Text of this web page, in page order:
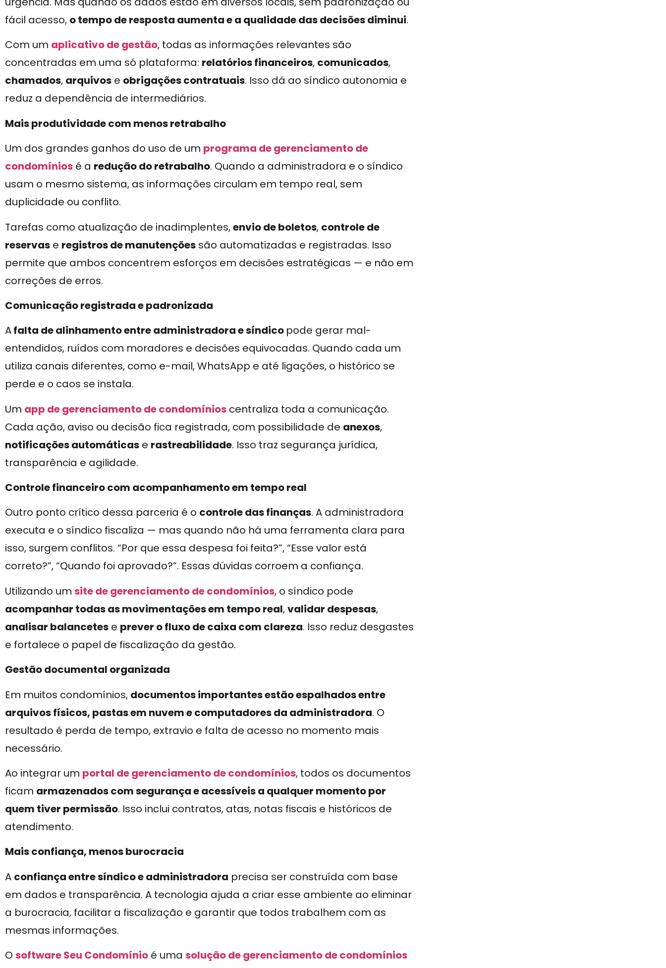
fácil acesso, o tempo de resposta aumenta e a qualidade das decisões diminui.
Com um aplicativo de gestão, todas as informações relevantes são
concentradas em uma só plataforma: relatórios financeiros, comunicados,
chamados, arquivos e obrigações contratuais. Isso dá ao síndico autonomia e
reduz a dependência de intermediários.
Mais produtividade com menos retrabalho
Um dos grandes ganhos do uso de um programa de gerenciamento de
condomínios é a redução do retrabalho. Quando a administradora e o síndico
usam o mesmo sistema, as informações circulam em tempo real, sem
duplicidade ou conflito.
Tarefas como atualização de inadimplentes,envio de boletos, controle de
reservas e registros de manutenções são automatizadas e registradas. Isso
permite que ambos concentrem esforços em decisões estratégicas — e não em
correções de erros.
Comunicação registrada e padronizada
Afalta de alinhamento entre administradora e síndico pode gerar mal-
entendidos, ruídos com moradores e decisões equivocadas. Quando cada um
utiliza canais diferentes, como e-mail, WhatsApp e até ligações, o histórico se
perde e o caos se instala.
Um app de gerenciamento de condomínios centraliza toda a comunicação.
Cada ação, aviso ou decisão fica registrada, com possibilidade de anexos,
notificações automáticas e rastreabilidade. Isso traz segurança jurídica,
transparência e agilidade.
Controle financeiro com acompanhamento em tempo real
Outro ponto crítico dessa parceria é o controle das finanças. A administradora
executa e o síndico fiscaliza — mas quando não há uma ferramenta clara para
isso, surgem conflitos. “Por que essa despesa foi feita?”, “Esse valor está
correto?”, “Quando foi aprovado?”. Essas dúvidas corroem a confiança.
Utilizando um site de gerenciamento de condomínios, o síndico pode
acompanhar todas as movimentações em tempo real,validar despesas,
analisar balancetes e prever o fluxo de caixa com clareza. Isso reduz desgastes
e fortalece o papel de fiscalização da gestão.
Gestão documental organizada
Em muitos condomínios, documentos importantes estão espalhados entre
arquivos físicos, pastas em nuvem e computadores da administradora. O
resultado é perda de tempo, extravio e falta de acesso no momento mais
necessário.
Ao integrar um portal de gerenciamento de condomínios, todos os documentos
ficam armazenados com segurança e acessíveis a qualquer momento por
quem tiver permissão. Isso inclui contratos, atas, notas fiscais e históricos de
atendimento.
Mais confiança, menos burocracia
A confiança entre síndico e administradora precisa ser construída com base
em dados e transparência. A tecnologia ajuda a criar esse ambiente ao eliminar
a burocracia, facilitar a fiscalização e garantir que todos trabalhem com as
mesmas informações.
O software Seu Condomínio é uma solução de gerenciamento de condomínios